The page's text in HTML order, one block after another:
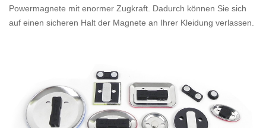
Powermagnete mit enormer Zugkraft. Dadurch können Sie sich
auf einen sicheren Halt der Magnete an Ihrer Kleidung verlassen.